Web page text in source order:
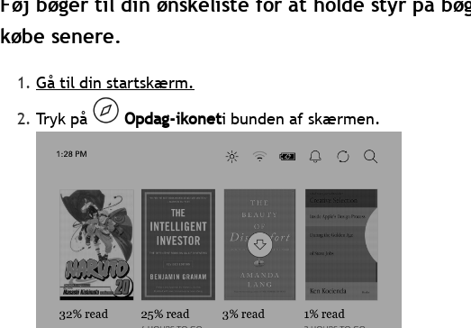
Føj bøger til din ønskeliste for at holde styr på
købe senere.
Gå til din startskærm.
Tryk på
Opdag-ikoneti bunden af skærmen.